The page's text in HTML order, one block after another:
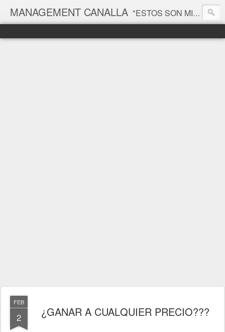
MANAGEMENT CANALLA "ESTOS SON MIS PRINCIPIOS, SI NO LE GUSTAN, TENGO OTROS" Groucho Marx
FEB
2 ¿GANAR A CUALQUIER PRECIO???